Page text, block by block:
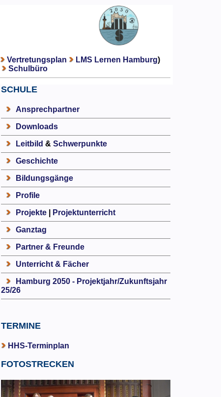
Vertretungsplan LMS Lernen Hamburg)
Schulbüro
SCHULE
Ansprechpartner
Downloads
Leitbild & Schwerpunkte
Geschichte
Bildungsgänge
Profile
Projekte| Projektunterricht
Ganztag
Partner & Freunde
Unterricht & Fächer
Hamburg 2050 - Projektjahr/Zukunftsjahr
25/26
TERMINE
HHS-Terminplan
FOTOSTRECKEN